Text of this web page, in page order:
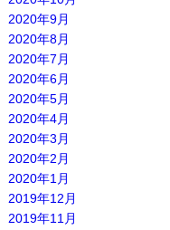
2020年9月
2020年8月
2020年7月
2020年6月
2020年5月
2020年4月
2020年3月
2020年2月
2020年1月
2019年12月
2019年11月